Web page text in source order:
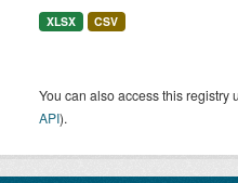
XLSX CSV
You can also access this registry
API).